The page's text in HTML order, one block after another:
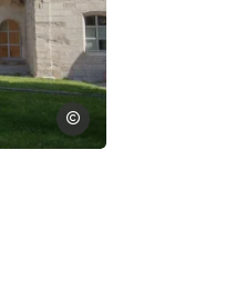
Alex Nollet